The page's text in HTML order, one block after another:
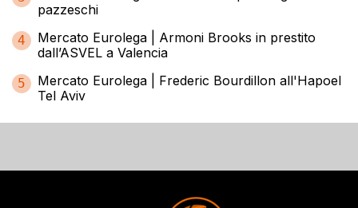
pazzeschi
4
Mercato Eurolega | Armoni Brooks in prestito
dall’ASVEL a Valencia
5
Mercato Eurolega | Frederic Bourdillon all'Hapoel
Tel Aviv